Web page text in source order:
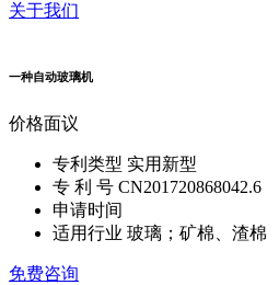
关于我们
一种自动玻璃机
价格面议
专利类型 实用新型
专 利 号 CN201720868042.6
申请时间
适用行业 玻璃；矿棉、渣棉
免费咨询